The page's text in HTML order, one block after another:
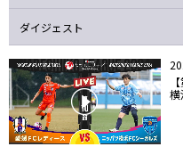
ダイジェスト
横